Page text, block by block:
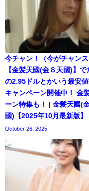
今チャン！（今がチャンス
【金髪天國(金８天國)】で
の2.95ドルとかいう最安値
キャンペーン開催中！ 金
ーン特集も！ | 金髪天國(
國)【2025年10月最新版】
October 26, 2025